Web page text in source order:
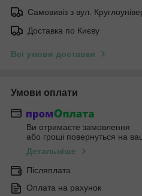
Самовивіз з вул.
Доставка по Києву
Всі умови доставки
Умови оплати
Ви отримаєте замовлення
або гроші повернуться на
Детальніше
Післяплата
Оплата на рахунок